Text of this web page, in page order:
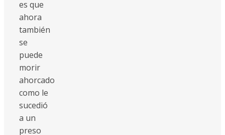
es que
ahora
también
se
puede
morir
ahorcado
como le
sucedió
a un
preso